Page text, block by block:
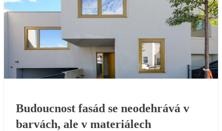
Budoucnost fasád se neodehrává v
barvách, ale v materiálech
Budoucnost fasád se neodehrává v
barvách, ale v materiálech